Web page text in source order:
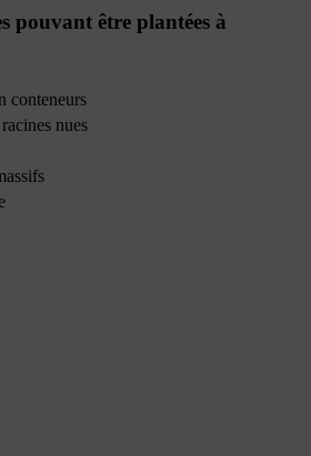
pouvant être plantées à
conteneurs
nues